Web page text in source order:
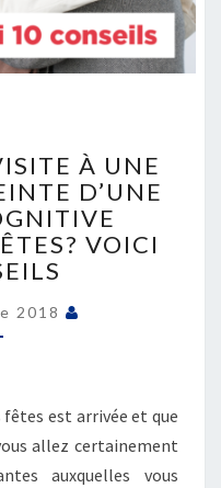
À UNE
D’UNE
VOICI
2018
est arrivée et que
allez certainement
auxquelles vous